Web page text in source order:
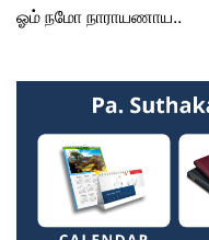
ஓம் நமோ நாராயணாய..